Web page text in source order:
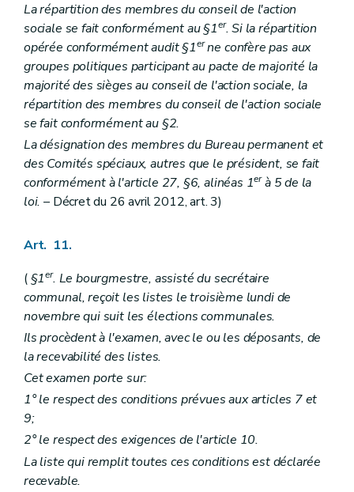
La répartition des membres du conseil de l'action
sociale se fait conformément au §1er. Si la répartition
opérée conformément audit §1erne confère pas aux
groupes politiques participant au pacte de majorité la
majorité des sièges au conseil de l'action sociale, la
répartition des membres du conseil de l'action sociale
se fait conformément au §2.
La désignation des membres du Bureau permanent et
des Comités spéciaux, autres que le président, se fait
conformément à l'article 27, §6, alinéas 1erà 5 de la
loi. – Décret du 26 avril 2012, art. 3)
Art. 11.
( §1er. Le bourgmestre, assisté du secrétaire
communal, reçoit les listes le troisième lundi de
novembre qui suit les élections communales.
Ils procèdent à l'examen, avec le ou les déposants, de
la recevabilité des listes.
Cet examen porte sur:
1° le respect des conditions prévues aux articles 7 et
9;
2° le respect des exigences de l'article 10.
La liste qui remplit toutes ces conditions est déclarée
recevable.